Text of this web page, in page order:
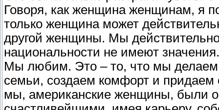
Говоря, как женщина женщинам, я
только женщина может
другой женщины. Мы
национальности не имеют
Мы любим. Это – то, что мы
семьи, создаем комфорт и
мы, американские женщины, были